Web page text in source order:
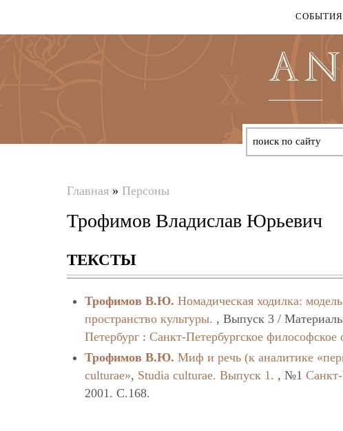
СОБЫТИЯ
здесь
Главная » Персоны
Трофимов Владислав Юрьевич
ТЕКСТЫ
Трофимов В.Ю. Номадическая ходилка:
пространство культуры. , Выпуск 3 /
Петербург :Санкт-Петербургское философское
Трофимов В.Ю. Миф и речь (к аналитике
culturae», Studia culturae. Выпуск 1. , №1
2001. C.168.